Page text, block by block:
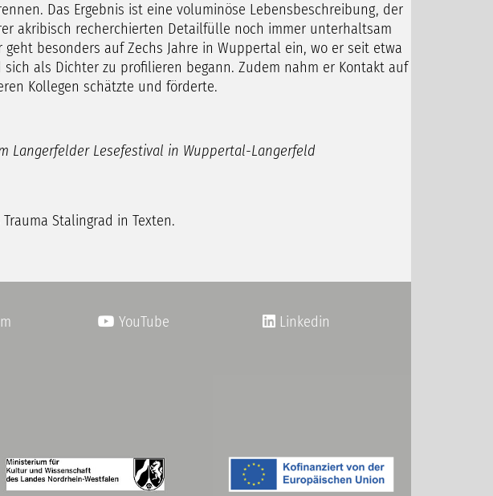
Das Ergebnis ist eine voluminöse Lebensbeschreibung, der
akribisch recherchierten Detailfülle noch immer unterhaltsam
besonders auf Zechs Jahre in Wuppertal ein, wo er seit etwa
als Dichter zu profilieren begann. Zudem nahm er Kontakt auf
Kollegen schätzte und förderte.
Langerfelder Lesefestival in Wuppertal-Langerfeld
Stalingrad in Texten.
YouTube Linkedin